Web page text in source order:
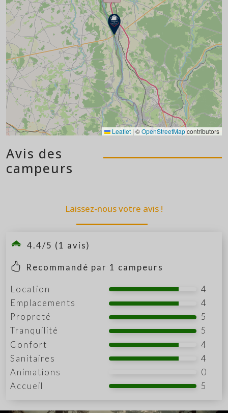
Leaflet | ©OpenStreetMapcontributors
Avis des
campeurs
Laissez-nous votre avis !
4.4/5 (1 avis)
Recommandé par 1 campeurs
Location
4
Emplacements
4
Propreté
5
Tranquilité
5
Confort
4
Sanitaires
4
Animations
0
Accueil
5